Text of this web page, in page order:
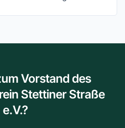
Vorstand des
Stettiner Straße
e.V.?